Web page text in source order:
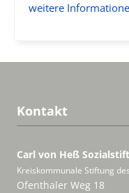
weitere
Kontakt
Carl von Heß
Kreiskommunale Stiftung
Ofenthaler Weg 18